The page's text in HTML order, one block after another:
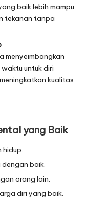
baik lebih mampu
tekanan tanpa
menyeimbangkan
untuk diri
kualitas
yang Baik
hidup.
dengan baik.
orang lain.
diri yang baik.